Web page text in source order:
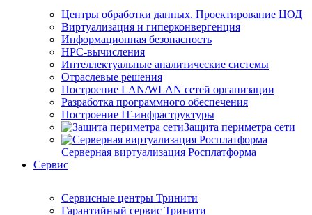
Центры обработки данных. Проектирование ЦОД
Виртуализация и гиперконвергенция
Информационная безопасность
HPC-вычисления
Интеллектуальные аналитические системы
Отраслевые решения
Построение LAN/WLAN сетей организации
Разработка программного обеспечения
Построение IT-инфраструктуры
Защита периметра сети
Серверная виртуализация Росплатформа
Сервис
Сервисные центры Тринити
Гарантийный сервис Тринити